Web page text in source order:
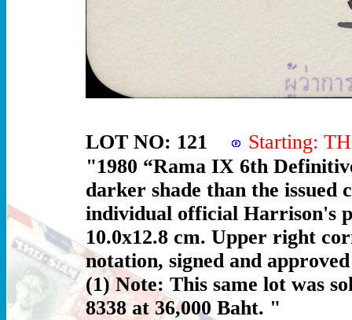
LOT NO: 121
Starting:
"1980 “Rama IX 6th
darker shade than the
individual official Harrison's
10.0x12.8 cm. Upper right
notation, signed and
(1) Note: This same lot was
8338 at 36,000 Baht. "